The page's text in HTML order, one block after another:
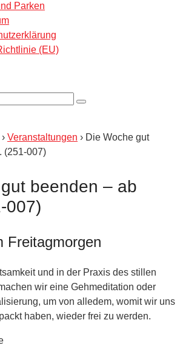
Parken
(EU)
› Veranstaltungen › Die Woche gut
(251-007)
beenden – ab
007)
Freitagmorgen
und in der Praxis des stillen
wir eine Gehmeditation oder
um von alledem, womit wir uns
haben, wieder frei zu werden.